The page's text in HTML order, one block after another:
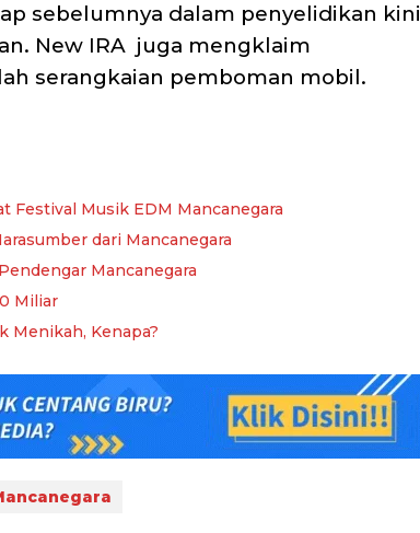
sebelumnya dalam penyelidikan kini
New IRA juga mengklaim
serangkaian pemboman mobil.
Festival Musik EDM Mancanegara
dari Mancanegara
Mancanegara
Miliar
Menikah, Kenapa?